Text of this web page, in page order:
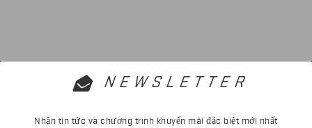
NEWSLETTER
Nhận tin tức và chương trình khuyến mãi đặc biệt mới nhất